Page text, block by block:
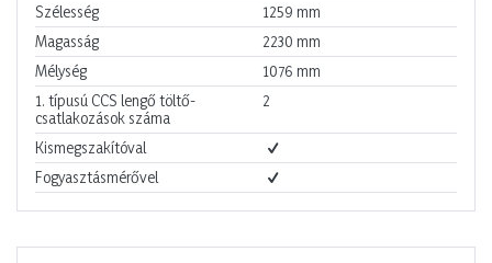
Szélesség 1259 mm
Magasság
2230 mm
Mélység
1076 mm
1. típusú CCS lengő töltő-
csatlakozások száma
2
Kismegszakítóval
Fogyasztásmérővel